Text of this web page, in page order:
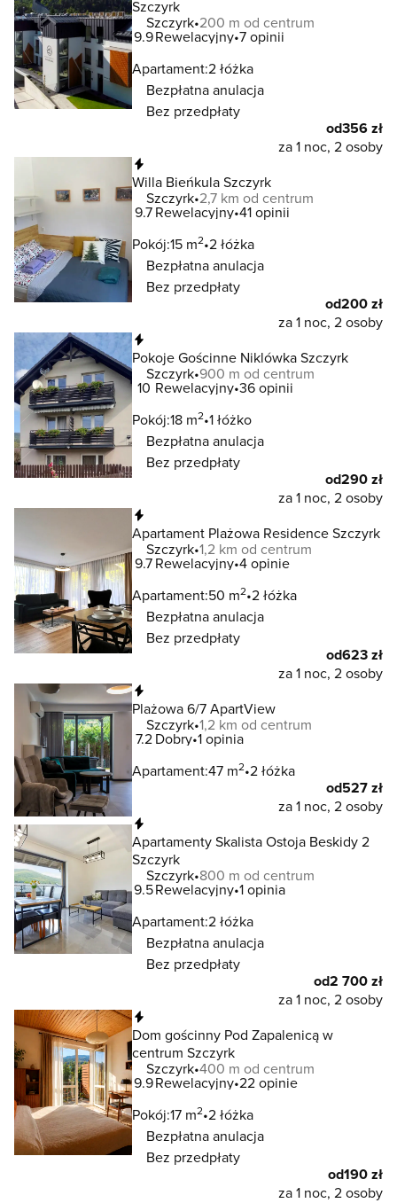
Szczyrk
Szczyrk 200 m od centrum
9.9Rewelacyjny 7 opinii
Apartament:2 łóżka
Bezpłatna anulacja
Bez przedpłaty
od356 zł
za 1 noc, 2 osoby
Willa Bieńkula Szczyrk
Szczyrk 2,7 km od centrum
9.7Rewelacyjny 41 opinii
Pokój:15 m2 2 łóżka
Bezpłatna anulacja
Bez przedpłaty
od200 zł
za 1 noc, 2 osoby
Pokoje Gościnne Niklówka Szczyrk
Szczyrk 900 m od centrum
10 Rewelacyjny 36 opinii
Pokój:18 m2 1 łóżko
Bezpłatna anulacja
Bez przedpłaty
od290 zł
za 1 noc, 2 osoby
Apartament Plażowa Residence Szczyrk
Szczyrk 1,2 km od centrum
9.7Rewelacyjny 4 opinie
Apartament:50 m2 2 łóżka
Bezpłatna anulacja
Bez przedpłaty
od623 zł
za 1 noc, 2 osoby
Plażowa 6/7 ApartView
Szczyrk 1,2 km od centrum
7.2 Dobry 1 opinia
Apartament:47 m2 2 łóżka
od527 zł
za 1 noc, 2 osoby
Apartamenty Skalista Ostoja Beskidy 2
Szczyrk
Szczyrk 800 m od centrum
9.5Rewelacyjny 1 opinia
Apartament:2 łóżka
Bezpłatna anulacja
Bez przedpłaty
od2 700 zł
za 1 noc, 2 osoby
Dom gościnny Pod Zapalenicą w
centrum Szczyrk
Szczyrk 400 m od centrum
9.9Rewelacyjny 22 opinie
Pokój:17 m2 2 łóżka
Bezpłatna anulacja
Bez przedpłaty
od190 zł
za 1 noc, 2 osoby